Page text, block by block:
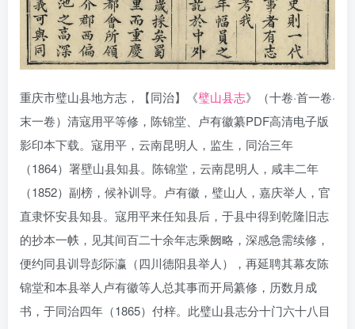
重庆市璧山县地方志，【同治】《璧山县志》（十卷·首一卷·
末一卷）清寇用平等修，陈锦堂、卢有徽纂PDF高清电子版
影印本下载。寇用平，云南昆明人，监生，同治三年
（1864）署壁山县知县。陈锦堂，云南昆明人，咸丰二年
（1852）副榜，候补训导。卢有徽，璧山人，嘉庆举人，官
直隶怀安县知县。寇用平来任知县后，于县中得到乾隆旧志
的抄本一帙，见其间百二十余年志乘阙略，深感急需续修，
便约同县训导彭际瀛（四川德阳县举人），再延聘其幕友陈
锦堂和本县举人卢有徽等人总其事而开局纂修，历数月成
书，于同治四年（1865）付梓。此璧山县志分十门六十八目